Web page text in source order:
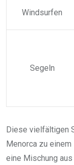
Windsurfen
Segeln
Diese vielfältigen
Menorca zu
eine Mischung aus